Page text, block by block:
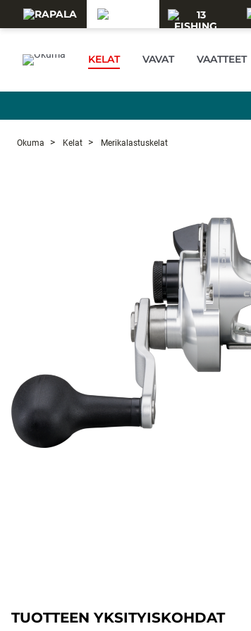
KELAT VAVAT VAATTEET
Okuma Kelat Merikalastuskelat
TUOTTEEN YKSITYISKOHDAT